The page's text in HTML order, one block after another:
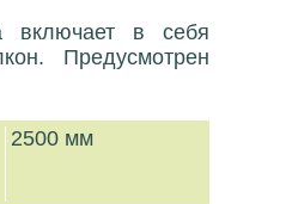
включает в себя
Предусмотрен
2500 мм